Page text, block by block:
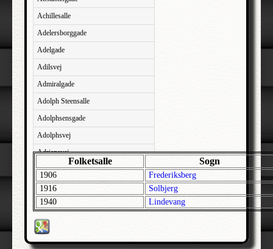
Achillesalle
Adelersborggade
Adelgade
Adilsvej
Admiralgade
Adolph Steensalle
Adolphsensgade
Adolphsvej
Adriansvej
Aftenbakken
Agavevej
Agerlandsvej
Agermosen
Folketsalle Sogn
1906
Frederiksberg
1916
Solbjerg
1940
Lindevang